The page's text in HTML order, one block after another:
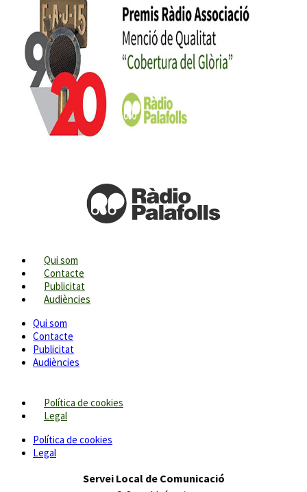
Qui som
Contacte
Publicitat
Audiències
Qui som
Contacte
Publicitat
Audiències
Política de cookies
Legal
Política de cookies
Legal
Servei Local de Comunicació